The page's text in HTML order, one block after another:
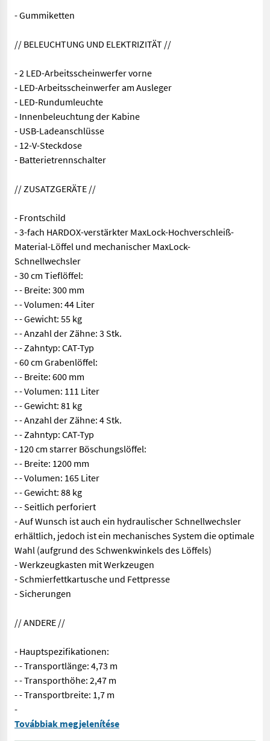
- Gummiketten
// BELEUCHTUNG UND ELEKTRIZITÄT //
- 2 LED-Arbeitsscheinwerfer vorne
- LED-Arbeitsscheinwerfer am Ausleger
- LED-Rundumleuchte
- Innenbeleuchtung der Kabine
- USB-Ladeanschlüsse
- 12-V-Steckdose
- Batterietrennschalter
// ZUSATZGERÄTE //
- Frontschild
- 3-fach HARDOX-verstärkter MaxLock-Hochverschleiß-
Material-Löffel und mechanischer MaxLock-
Schnellwechsler
- 30 cm Tieflöffel:
- - Breite: 300 mm
- - Volumen: 44 Liter
- - Gewicht: 55 kg
- - Anzahl der Zähne: 3 Stk.
- - Zahntyp: CAT-Typ
- 60 cm Grabenlöffel:
- - Breite: 600 mm
- - Volumen: 111 Liter
- - Gewicht: 81 kg
- - Anzahl der Zähne: 4 Stk.
- - Zahntyp: CAT-Typ
- 120 cm starrer Böschungslöffel:
- - Breite: 1200 mm
- - Volumen: 165 Liter
- - Gewicht: 88 kg
- - Seitlich perforiert
- Auf Wunsch ist auch ein hydraulischer Schnellwechsler
erhältlich, jedoch ist ein mechanisches System die optimale
Wahl (aufgrund des Schwenkwinkels des Löffels)
- Werkzeugkasten mit Werkzeugen
- Schmierfettkartusche und Fettpresse
- Sicherungen
// ANDERE //
- Hauptspezifikationen:
- - Transportlänge: 4,73 m
- - Transporthöhe: 2,47 m
- - Transportbreite: 1,7 m
-
Neu Lovol FR36F-u 3.800 kg Minibagger mit Gummiketten,
Továbbiak megjelenítése